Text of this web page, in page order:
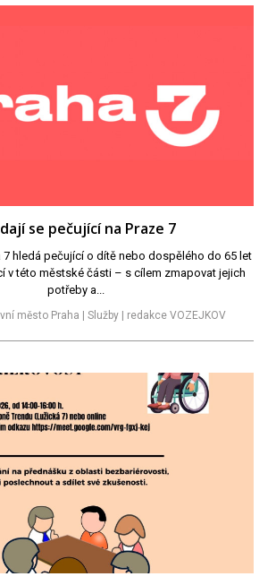
se pečující na Praze 7
7 hledá pečující o dítě nebo dospělého do 65 let
v této městské části – s cílem zmapovat jejich
potřeby a...
město Praha | Služby | redakce VOZEJKOV